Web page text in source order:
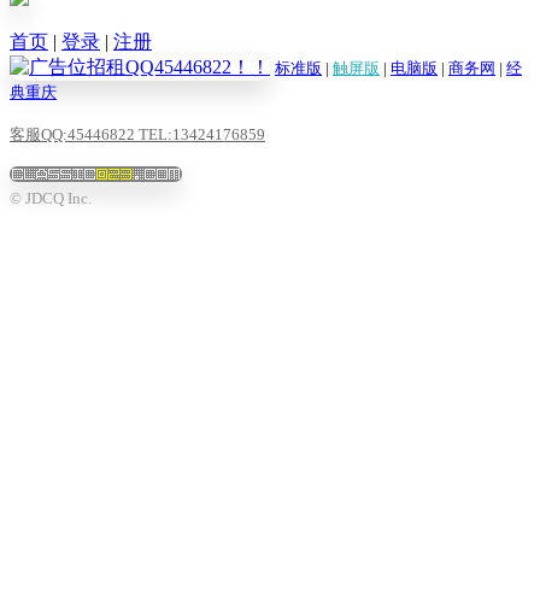
首页 | 登录 | 注册
标准版 | 触屏版 | 电脑版 | 商务网 | 经
典重庆
客服QQ:45446822 TEL:13424176859
© JDCQ Inc.